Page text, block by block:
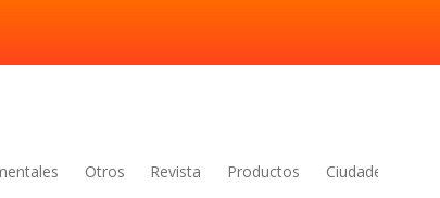
Otros Revista Productos Ciudades